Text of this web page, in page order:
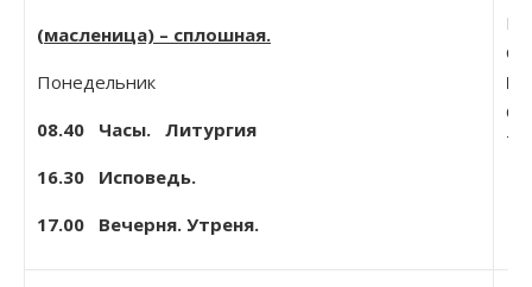
(масленица) – сплошная.
Понедельник
08.40 Часы. Литургия
16.30 Исповедь.
17.00 Вечерня. Утреня.